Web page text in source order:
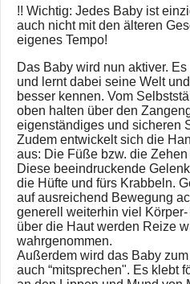
!! Wichtig: Jedes Baby ist
auch nicht mit den älteren
eigenes Tempo!
Das Baby wird nun aktiver.
und lernt dabei seine Welt
besser kennen. Vom
oben halten über den
eigenständiges und sicheren
Zudem entwickelt sich die
aus: Die Füße bzw. die
Diese beeindruckende
die Hüfte und fürs Krabbeln.
auf ausreichend Bewegung
generell weiterhin viel
über die Haut werden Reize
wahrgenommen.
Außerdem wird das Baby zum
auch “mitsprechen". Es klebt